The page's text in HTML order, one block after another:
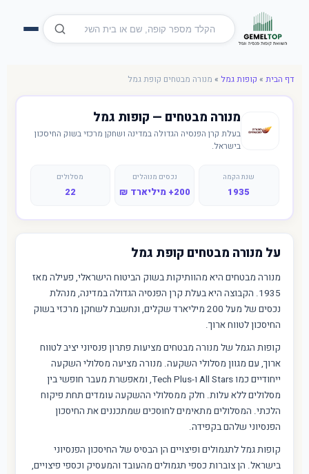
דף הבית » קופות גמל » מנורה מבטחים קופת גמל
מנורה מבטחים — קופות גמל
בעלת קרן הפנסיה הגדולה במדינה ושחקן מרכזי בשוק החיסכון
בישראל.
שנת הקמה
1935
נכסים מנוהלים
200+ מיליארד ₪
מסלולים
22
על מנורה מבטחים קופת גמל
מנורה מבטחים היא מהוותיקות בשוק הביטוח הישראלי, פעילה מאז
1935. הקבוצה היא בעלת קרן הפנסיה הגדולה במדינה, מנהלת
נכסים של מעל 200 מיליארד שקלים, ונחשבת לשחקן מרכזי בשוק
החיסכון לטווח ארוך.
קופות הגמל של מנורה מבטחים מציעות פתרון פנסיוני יציב לטווח
ארוך, עם מגוון מסלולי השקעה. מנורה מציעה מסלולי השקעה
ייחודיים כמו All Stars ו-Tech Plus, ומאפשרת מעבר חופשי בין
מסלולים ללא עלות. חלק ממסלולי ההשקעה עומדים תחת פיקוח
הלכתי. המסלולים מתאימים לחוסכים שמתכננים את החיסכון
הפנסיוני שלהם בקפידה.
קופות גמל לתגמולים ופיצויים הן הבסיס של החיסכון הפנסיוני
בישראל. הן צוברות כספי תגמולים מהעובד והמעסיק וכספי פיצויים,